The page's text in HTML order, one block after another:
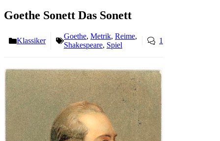
Goethe Sonett Das Sonett
Klassiker
Goethe, Metrik, Reime,
Shakespeare, Spiel
1